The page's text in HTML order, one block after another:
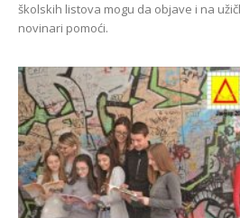
školskih listova mogu da objave i na
novinari pomoći.